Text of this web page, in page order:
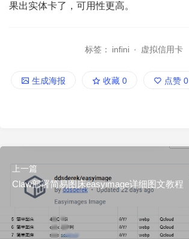
果出实体卡了，可用性更高。
标签： infini · 虚拟信用卡
生成海报 收藏 0 点赞 0
上一篇
Claw部署简易图床easyimage详细图文教程